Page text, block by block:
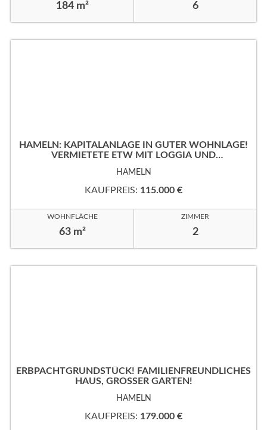
184 m² 6
HAMELN: KAPITALANLAGE IN GUTER WOHNLAGE!
VERMIETETE ETW MIT LOGGIA UND
HAMELN
KAUFPREIS: 115.000 €
WOHNFLÄCHE
63 m²
ZIMMER
2
ERBPACHTGRUNDSTÜCK! FAMILIENFREUNDLICHES
HAUS, GROSSER GARTEN!
HAMELN
KAUFPREIS: 179.000 €